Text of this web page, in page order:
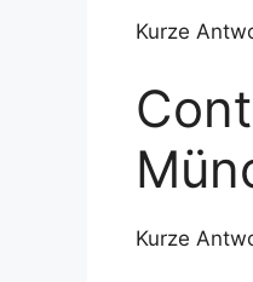
Kurze
Kurze